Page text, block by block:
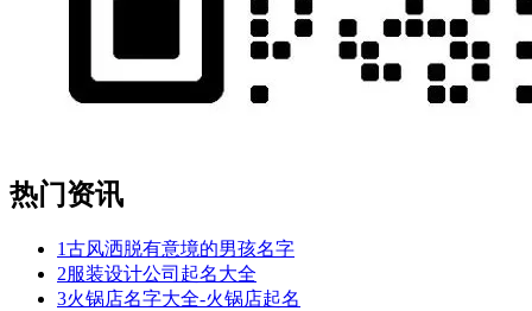
热门资讯
1古风洒脱有意境的男孩名字
2服装设计公司起名大全
3火锅店名字大全-火锅店起名